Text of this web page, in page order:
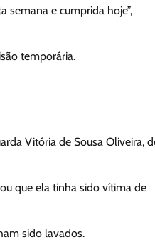
semana e cumprida hoje”,
temporária.
Vitória de Sousa Oliveira,
que ela tinha sido vítima de
sido lavados.